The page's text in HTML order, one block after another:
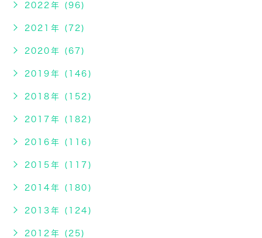
2022年 (96)
2021年 (72)
2020年 (67)
2019年 (146)
2018年 (152)
2017年 (182)
2016年 (116)
2015年 (117)
2014年 (180)
2013年 (124)
2012年 (25)